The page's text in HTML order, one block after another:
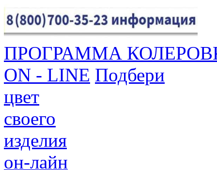
ПРОГРАММА
ON - LINE Подбери
цвет
своего
изделия
он-лайн